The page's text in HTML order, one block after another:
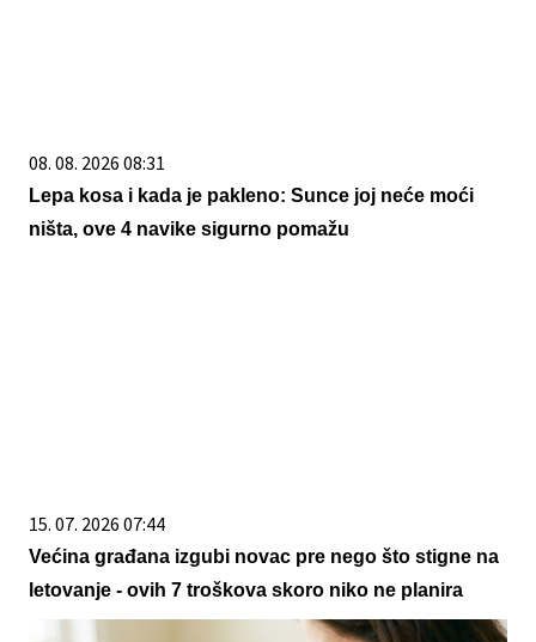
08. 08. 2026 08:31
Lepa kosa i kada je pakleno: Sunce joj neće moći
ništa, ove 4 navike sigurno pomažu
15. 07. 2026 07:44
Većina građana izgubi novac pre nego što stigne na
letovanje - ovih 7 troškova skoro niko ne planira